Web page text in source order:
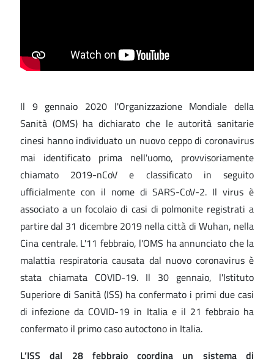
Il 9 gennaio 2020 l'Organizzazione Mondiale della
Sanità (OMS) ha dichiarato che le autorità sanitarie
cinesi hanno individuato un nuovo ceppo di coronavirus
mai identificato prima nell'uomo, provvisoriamente
chiamato 2019-nCoV e classificato in seguito
ufficialmente con il nome di SARS-CoV-2. Il virus è
associato a un focolaio di casi di polmonite registrati a
partire dal 31 dicembre 2019 nella città di Wuhan, nella
Cina centrale. L'11 febbraio, l'OMS ha annunciato che la
malattia respiratoria causata dal nuovo coronavirus è
stata chiamata COVID-19. Il 30 gennaio, l'Istituto
Superiore di Sanità (ISS) ha confermato i primi due casi
di infezione da COVID-19 in Italia e il 21 febbraio ha
confermato il primo caso autoctono in Italia.
L’ISS dal 28 febbraio coordina un sistema di